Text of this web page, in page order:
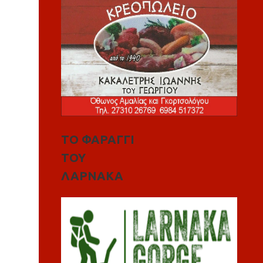
ΤΟ ΦΑΡΑΓΓΙ
ΤΟΥ
ΛΑΡΝΑΚΑ